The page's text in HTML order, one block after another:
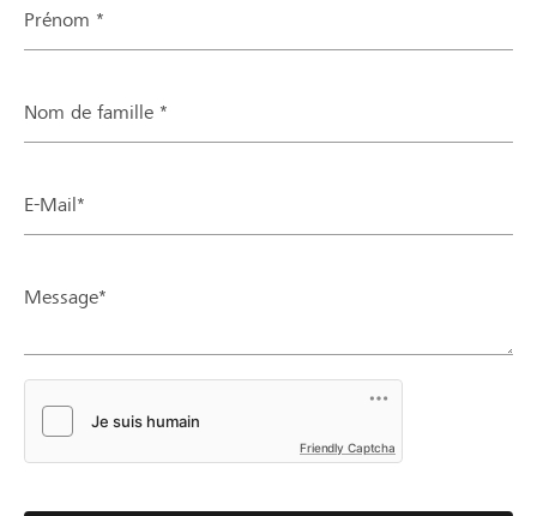
Prénom *
Nom de famille *
E-Mail*
Message*
Friendly Captcha